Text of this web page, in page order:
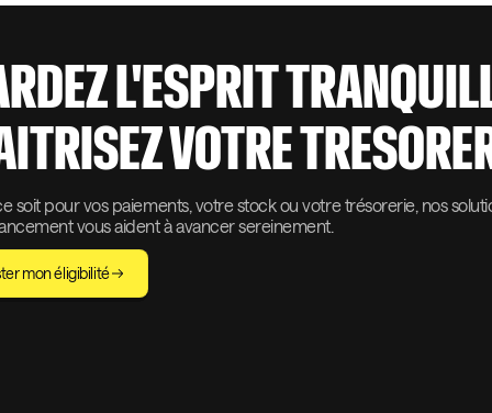
L'ESPRIT
VOTRE
soit pour vos paiements, votre stock ou votre trésorerie, nos
vous aident à avancer sereinement.
mon éligibilité